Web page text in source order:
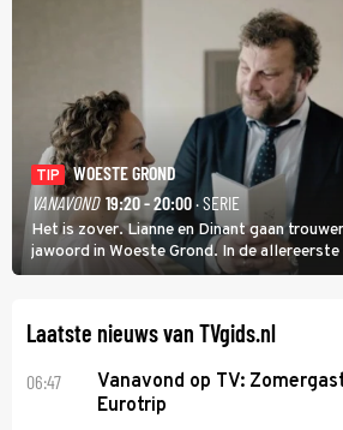
TIP
WOESTE GROND
VANAVOND 19:20 - 20:00· SERIE
Het is zover. Lianne en Dinant gaan
jawoord in Woeste Grond. In de
eerste seizoen kwam Lianne vanuit de
Laatste nieuws van TVgids.nl
06:47
Vanavond op TV:
Eurotrip